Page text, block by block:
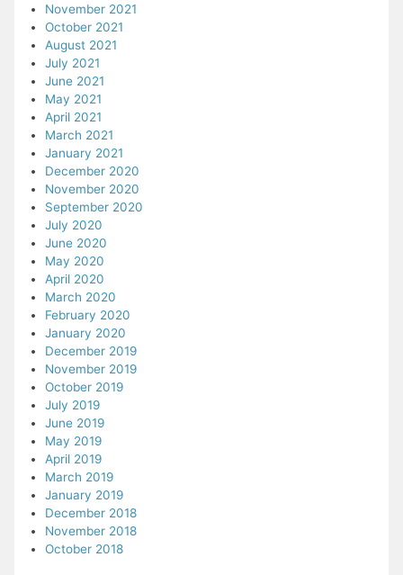
November 2021
October 2021
August 2021
July 2021
June 2021
May 2021
April 2021
March 2021
January 2021
December 2020
November 2020
September 2020
July 2020
June 2020
May 2020
April 2020
March 2020
February 2020
January 2020
December 2019
November 2019
October 2019
July 2019
June 2019
May 2019
April 2019
March 2019
January 2019
December 2018
November 2018
October 2018